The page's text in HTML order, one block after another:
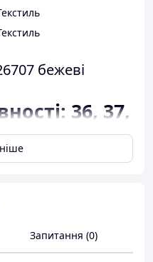
бежеві
36, 37,
40.
розміру до
- 23,5
- 24,5
Запитання (0)